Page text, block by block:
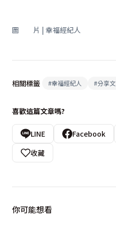
圖 片 | 幸福經紀人
相關標籤 #幸福經紀人 #分享文
喜歡這篇文章嗎?
LINE Facebook
收藏
你可能想看